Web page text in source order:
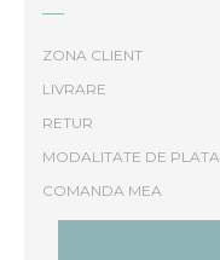
ZONA CLIENT
LIVRARE
RETUR
MODALITATE DE PLATA
COMANDA MEA